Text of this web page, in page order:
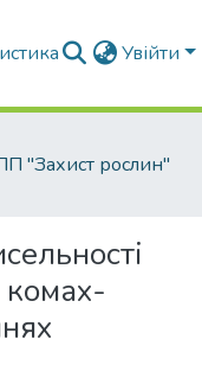
Увійти
"Захист рослин"